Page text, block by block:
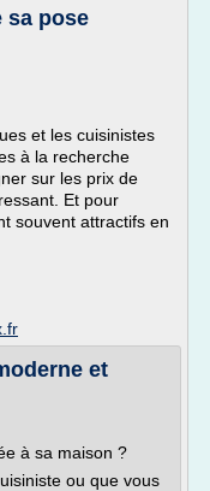
sa pose
et les cuisinistes
à la recherche
sur les prix de
Et pour
souvent attractifs en
et
à sa maison ?
ou que vous